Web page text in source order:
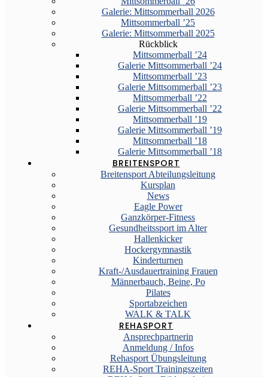
Galerie: Mittsommerball 2026
Mittsommerball ’25
Galerie: Mittsommerball 2025
Rückblick
Mittsommerball ’24
Galerie Mittsommerball ’24
Mittsommerball ’23
Galerie Mittsommerball ’23
Mittsommerball ’22
Galerie Mittsommerball ’22
Mittsommerball ’19
Galerie Mittsommerball ’19
Mittsommerball ’18
Galerie Mittsommerball ’18
BREITENSPORT
Breitensport Abteilungsleitung
Kursplan
News
Eagle Power
Ganzkörper-Fitness
Gesundheitssport im Alter
Hallenkicker
Hockergymnastik
Kinderturnen
Kraft-/Ausdauertraining Frauen
Männerbauch, Beine, Po
Pilates
Sportabzeichen
WALK & TALK
REHASPORT
Ansprechpartnerin
Anmeldung / Infos
Rehasport Übungsleitung
REHA-Sport Trainingszeiten